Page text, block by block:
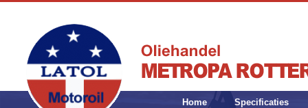
Home Specificaties